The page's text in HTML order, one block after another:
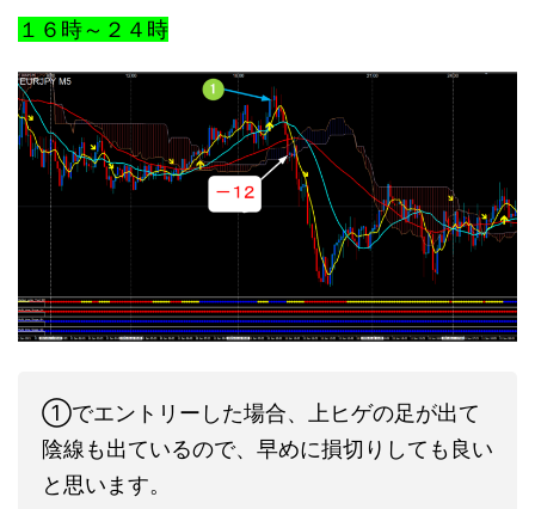
１６時～２４時
①でエントリーした場合、上ヒゲの足が出て
陰線も出ているので、早めに損切りしても良い
と思います。